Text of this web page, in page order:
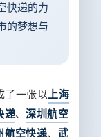
快递的力
的梦想与
了一张以上海
递、深圳航空
航空快递、 武